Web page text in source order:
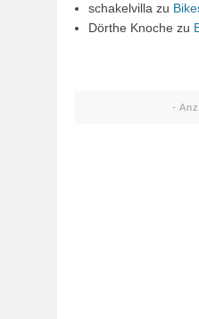
schakelvilla zu
Dörthe Knoche zu
-